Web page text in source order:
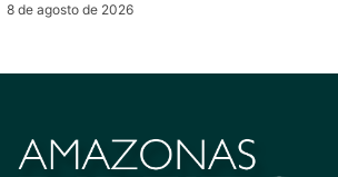
8 de agosto de 2026